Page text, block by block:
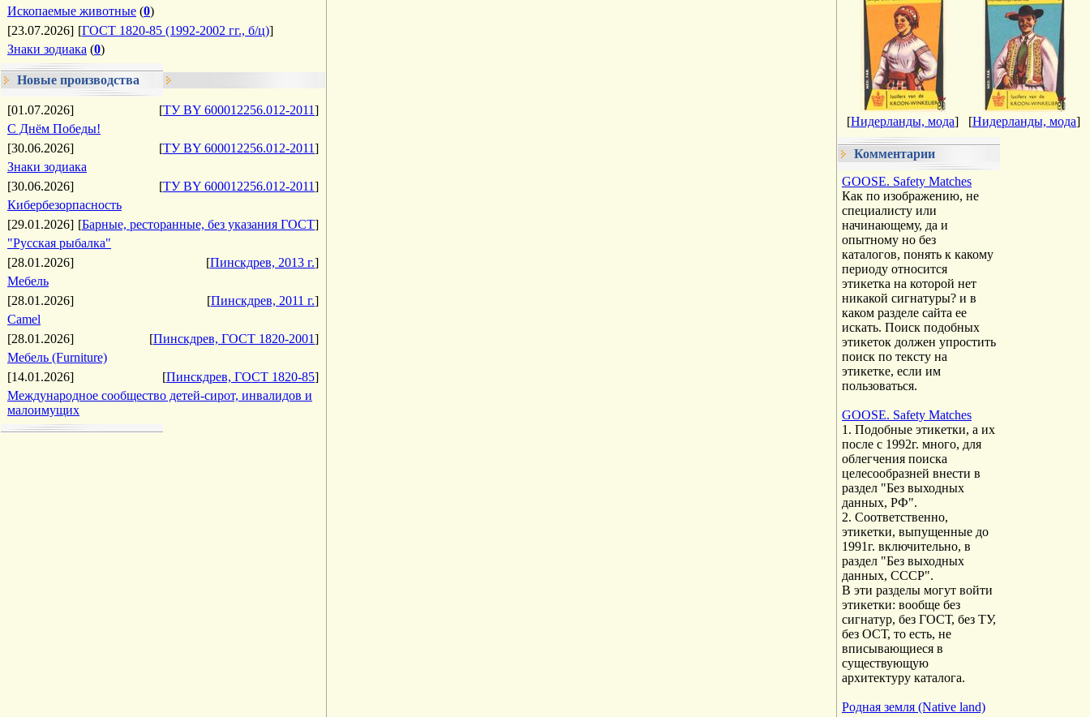
Ископаемые животные (0)
[23.07.2026] [ГОСТ 1820-85 (1992-2002 гг., б/ц)]
Знаки зодиака (0)
Новые производства
[01.07.2026] [ТУ BY 600012256.012-2011]
С Днём Победы!
[30.06.2026]
[ТУ BY 600012256.012-2011]
Знаки зодиака
[30.06.2026]
[ТУ BY 600012256.012-2011]
Кибербезорпасность
[29.01.2026] [Барные, ресторанные, без указания ГОСТ]
"Русская рыбалка"
[28.01.2026]
[Пинскдрев, 2013 г.]
Мебель
[28.01.2026]
[Пинскдрев, 2011 г.]
Camel
[28.01.2026]
[Пинскдрев, ГОСТ 1820-2001]
Мебель (Furniture)
[14.01.2026]
[Пинскдрев, ГОСТ 1820-85]
Международное сообщество детей-сирот, инвалидов и
малоимущих
[Нидерланды, мода] [Нидерланды, мода]
Комментарии
GOOSE. Safety Matches
Как по изображению, не
специалисту или
начинающему, да и
опытному но без
каталогов, понять к какому
периоду относится
этикетка на которой нет
никакой сигнатуры? и в
каком разделе сайта ее
искать. Поиск подобных
этикеток должен упростить
поиск по тексту на
этикетке, если им
пользоваться.
GOOSE. Safety Matches
1. Подобные этикетки, а их
после с 1992г. много, для
облегчения поиска
целесообразней внести в
раздел "Без выходных
данных, РФ".
2. Соответственно,
этикетки, выпущенные до
1991г. включительно, в
раздел "Без выходных
данных, СССР".
В эти разделы могут войти
этикетки: вообще без
сигнатур, без ГОСТ, без ТУ,
без ОСТ, то есть, не
вписывающиеся в
существующую
архитектуру каталога.
Родная земля (Native land)